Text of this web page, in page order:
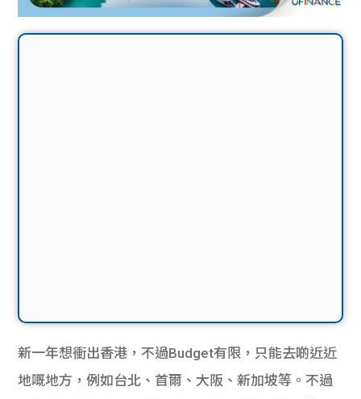
新一年想衝出香港，不過Budget有限，只能去啲近近
地嘅地方，例如台北、首爾、大阪、新加坡等。不過